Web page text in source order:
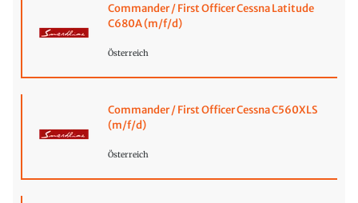
Commander / First Officer Cessna Latitude
C680A (m/f/d)
Österreich
Commander / First Officer Cessna C560XLS
(m/f/d)
Österreich